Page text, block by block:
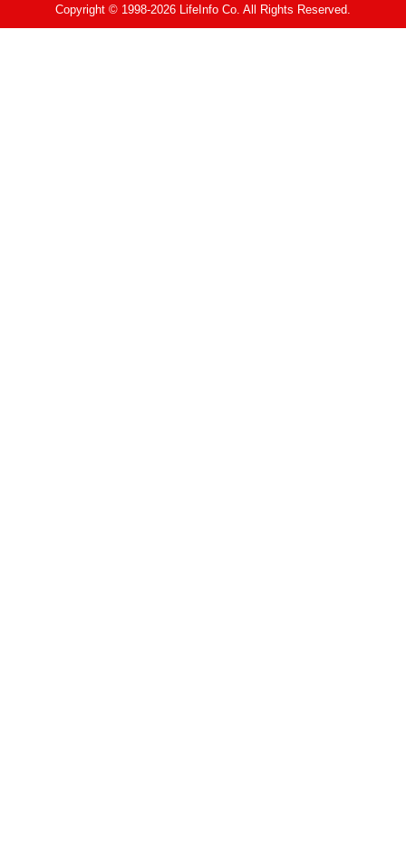
Copyright © 1998-2026 LifeInfo Co. All Rights Reserved.